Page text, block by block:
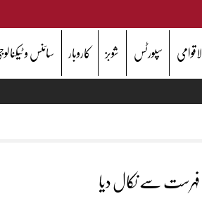
سپورٹس شوبز کاروبار سائنس و
سے نکال دیا